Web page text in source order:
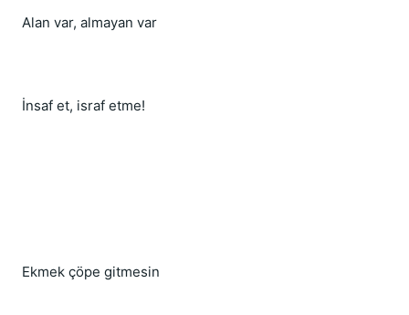
Alan var, almayan var
İnsaf et, israf etme!
Ekmek çöpe gitmesin